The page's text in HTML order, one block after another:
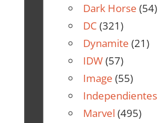
Dark Horse (54)
DC (321)
Dynamite (21)
IDW(57)
Image (55)
Independientes
Marvel (495)